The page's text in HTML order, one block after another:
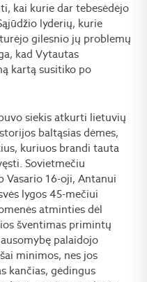
kai kurie dar tebesėdėjo
lyderių, kurie
gilesnio jų problemų
kad Vytautas
kartą susitiko po
siekis atkurti lietuvių
baltąsias dėmes,
kuriuos brandi tauta
Sovietmečiu
Vasario 16-oji, Antanui
lygos 45-mečiui
atminties dėl
šventimas primintų
palaidojo
minimos, nes jos
kančias, gėdingus